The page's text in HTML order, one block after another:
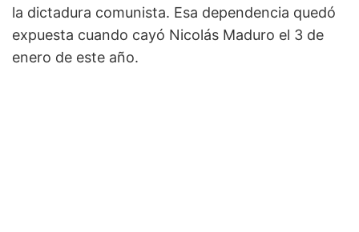
la dictadura comunista. Esa dependencia quedó
expuesta cuando cayó Nicolás Maduro el 3 de
enero de este año.